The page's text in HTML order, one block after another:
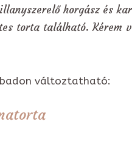
horgász és
torta található.
változtatható: